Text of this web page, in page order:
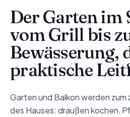
Der Garten im
vom Grill bis
Bewässerung,
praktische
Garten und Balkon werden zum
des Hauses: draußen kochen,